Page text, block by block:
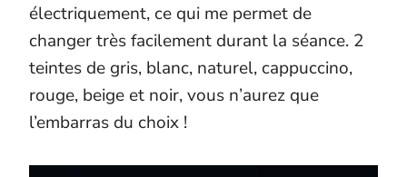
électriquement, ce qui me permet de
changer très facilement durant la séance. 2
teintes de gris, blanc, naturel, cappuccino,
rouge, beige et noir, vous n’aurez que
l’embarras du choix !